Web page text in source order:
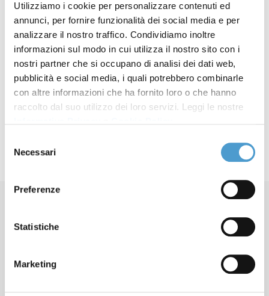
Utilizziamo i cookie per personalizzare contenuti ed
annunci, per fornire funzionalità dei social media e per
analizzare il nostro traffico. Condividiamo inoltre
informazioni sul modo in cui utilizza il nostro sito con i
nostri partner che si occupano di analisi dei dati web,
pubblicità e social media, i quali potrebbero combinarle
con altre informazioni che ha fornito loro o che hanno
raccolto dal suo utilizzo dei loro servizi. Leggi le nostre
delNecessari
Preferenze
Statistiche
Marketing
Titolo
Data
pubblicazione
Vacanze invernali finite
male? Chiedi i rimborsi che ti
spettano
13 Gennaio
2025
Apertura sedi locali